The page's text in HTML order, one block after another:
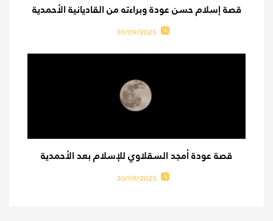
قصة إسلام حسن عودة وبراءته من القاديانية الأحمدية
30/09/2025
قصة عودة أمجد السقلاوي للإسلام بعد الأحمدية
30/09/2025